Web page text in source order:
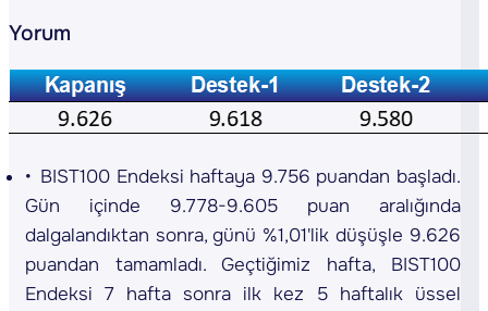
Yorum
BIST100 Endeksi haftaya 9.756 puandan başladı.
Gün içinde 9.778-9.605 puan aralığında
dalgalandıktan sonra, günü %1,01'lik düşüşle 9.626
puandan tamamladı. Geçtiğimiz hafta, BIST100
Endeksi 7 hafta sonra ilk kez 5 haftalık üssel